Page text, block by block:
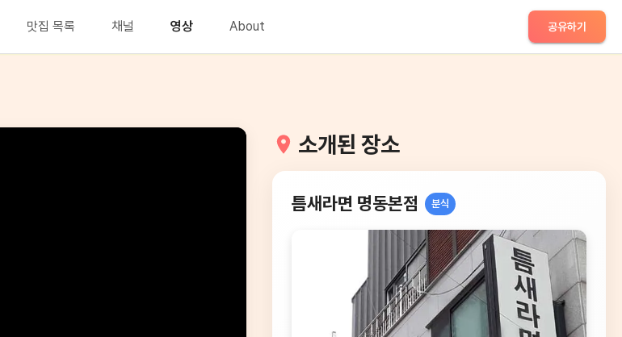
맛집 목록 채널 영상 About 공유하기
소개된 장소
틈새라면 명동본점 분식